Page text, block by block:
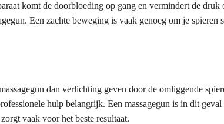
komt de doorbloeding op gang en vermindert de druk
Een zachte beweging is vaak genoeg om je spieren
dan verlichting geven door de omliggende
hulp belangrijk. Een massagegun is in dit geval
vaak voor het beste resultaat.